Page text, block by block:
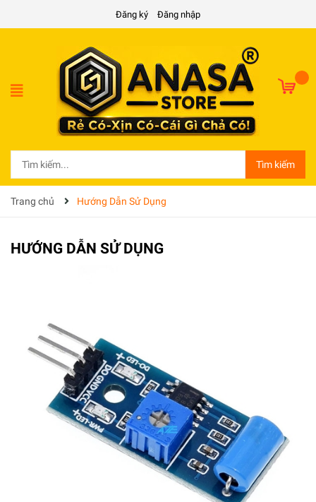
Đăng ký Đăng nhập
Tìm kiếm
Trang chủ Hướng Dẫn Sử Dụng
HƯỚNG DẪN SỬ DỤNG